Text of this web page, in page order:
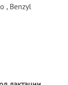
, Benzyl